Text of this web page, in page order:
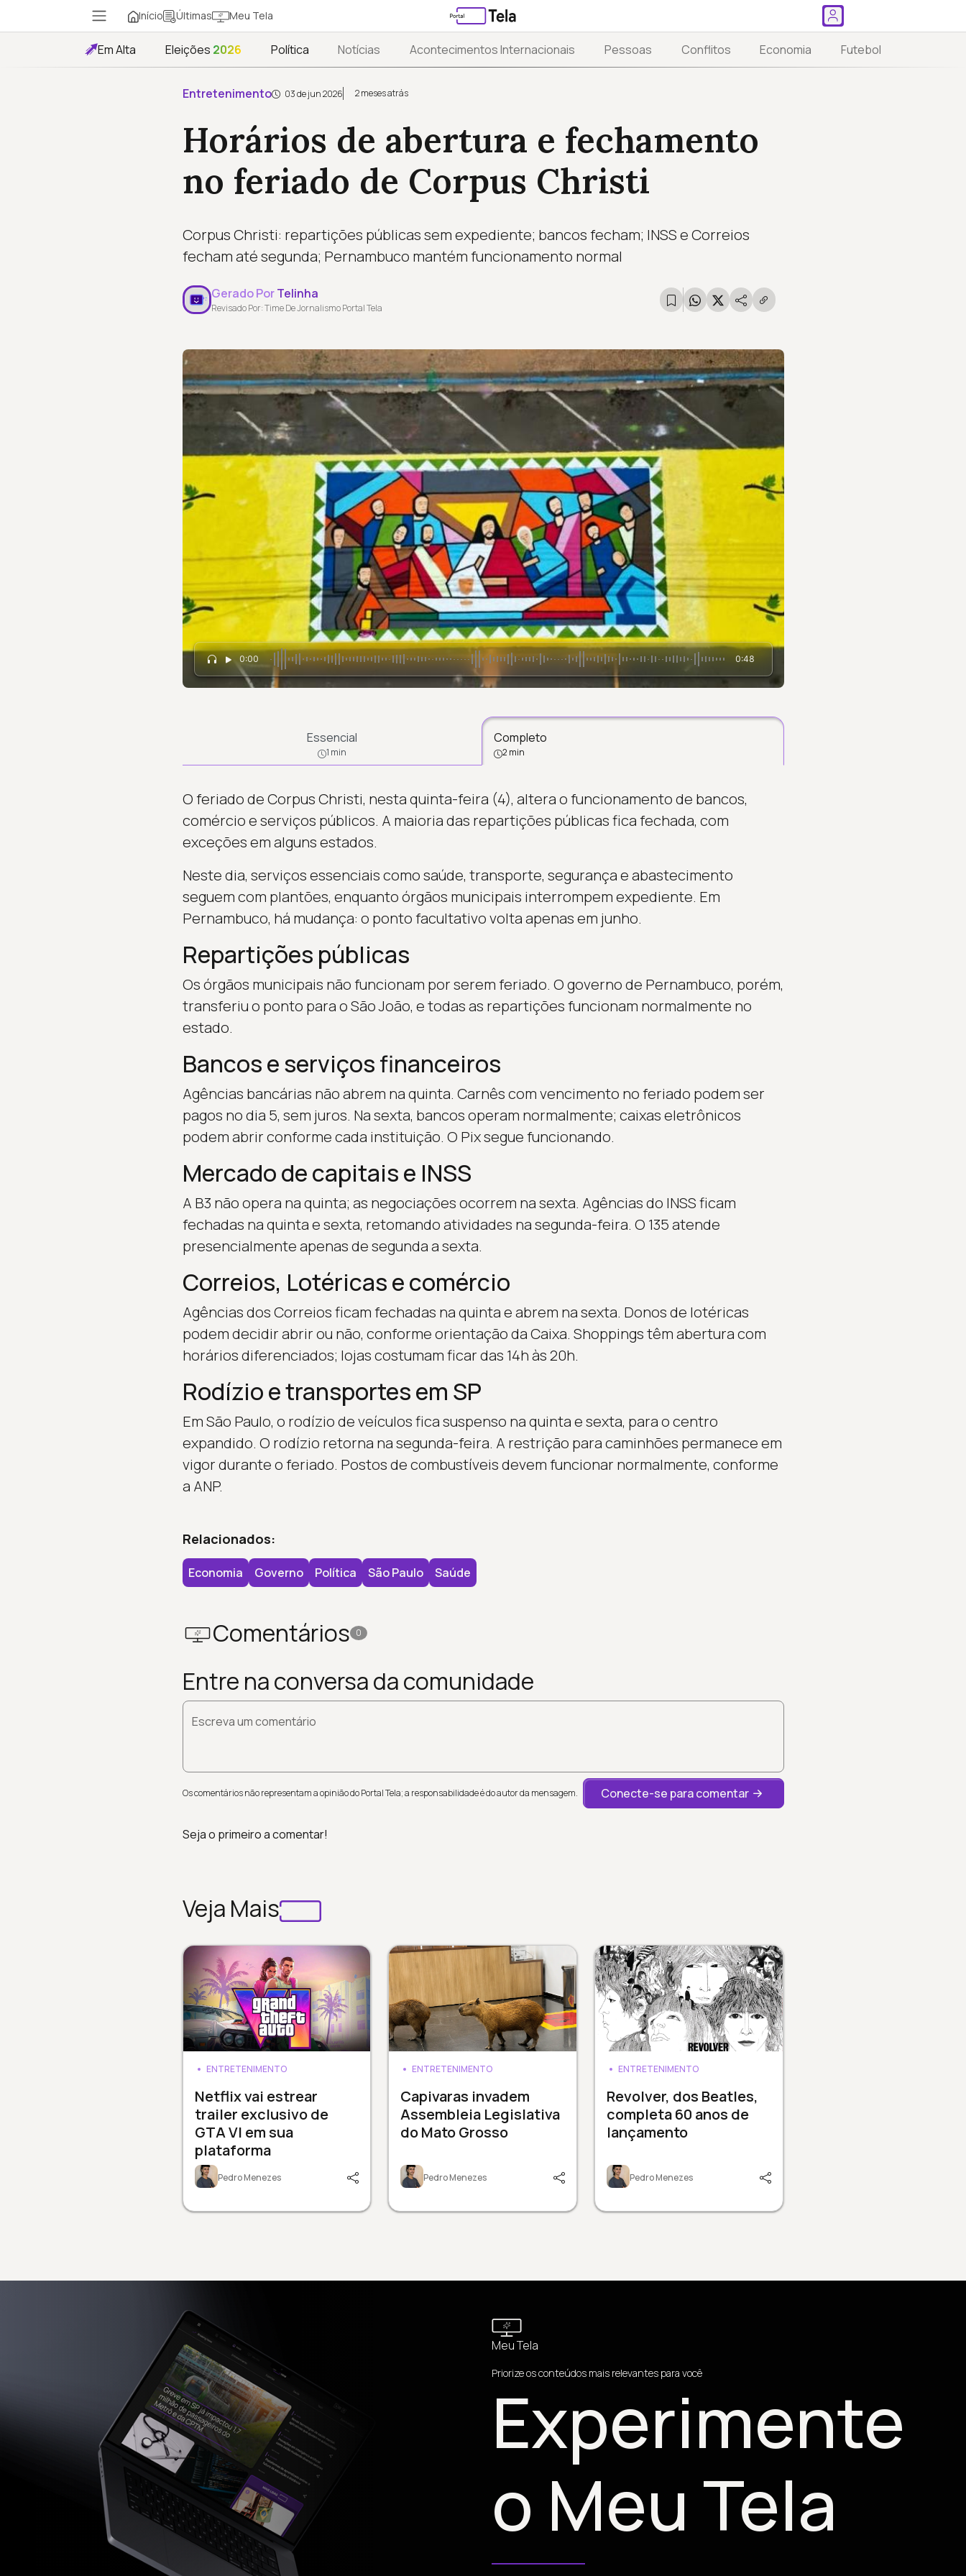
Início Últimas Meu Tela
Em Alta Eleições 2026 Política Notícias Acontecimentos Internacionais Pessoas Conflitos Economia Futebol
Entretenimento 03 de jun 2026 2 meses atrás
Horários de abertura e fechamento
no feriado de Corpus Christi
Corpus Christi: repartições públicas sem expediente; bancos fecham; INSS e Correios
fecham até segunda; Pernambuco mantém funcionamento normal
Gerado PorTelinha
Revisado Por: Time De Jornalismo Portal Tela
0:00 0:48
Essencial
1 min
Completo
2 min
O feriado de Corpus Christi, nesta quinta-feira (4), altera o funcionamento de bancos,
comércio e serviços públicos. A maioria das repartições públicas fica fechada, com
exceções em alguns estados.
Neste dia, serviços essenciais como saúde, transporte, segurança e abastecimento
seguem com plantões, enquanto órgãos municipais interrompem expediente. Em
Pernambuco, há mudança: o ponto facultativo volta apenas em junho.
Repartições públicas
Os órgãos municipais não funcionam por serem feriado. O governo de Pernambuco, porém,
transferiu o ponto para o São João, e todas as repartições funcionam normalmente no
estado.
Bancos e serviços financeiros
Agências bancárias não abrem na quinta. Carnês com vencimento no feriado podem ser
pagos no dia 5, sem juros. Na sexta, bancos operam normalmente; caixas eletrônicos
podem abrir conforme cada instituição. O Pix segue funcionando.
Mercado de capitais e INSS
A B3 não opera na quinta; as negociações ocorrem na sexta. Agências do INSS ficam
fechadas na quinta e sexta, retomando atividades na segunda-feira. O 135 atende
presencialmente apenas de segunda a sexta.
Correios, Lotéricas e comércio
Agências dos Correios ficam fechadas na quinta e abrem na sexta. Donos de lotéricas
podem decidir abrir ou não, conforme orientação da Caixa. Shoppings têm abertura com
horários diferenciados; lojas costumam ficar das 14h às 20h.
Rodízio e transportes em SP
Em São Paulo, o rodízio de veículos fica suspenso na quinta e sexta, para o centro
expandido. O rodízio retorna na segunda-feira. A restrição para caminhões permanece em
vigor durante o feriado. Postos de combustíveis devem funcionar normalmente, conforme
a ANP.
Relacionados:
Economia Governo Política São Paulo Saúde
Comentários 0
Entre na conversa da comunidade
Escreva um comentário
Os comentários não representam a opinião do Portal Tela; a responsabilidade é do autor da mensagem. Conecte-se para comentar
Seja o primeiro a comentar!
Veja Mais
ENTRETENIMENTO
Netflix vai estrear
trailer exclusivo de
GTA VI em sua
plataforma
Pedro Menezes
ENTRETENIMENTO
Capivaras invadem
Assembleia Legislativa
do Mato Grosso
Pedro Menezes
ENTRETENIMENTO
Revolver, dos Beatles,
completa 60 anos de
lançamento
Pedro Menezes
Meu Tela
Priorize os conteúdos mais relevantes para você
Experimente
o Meu Tela